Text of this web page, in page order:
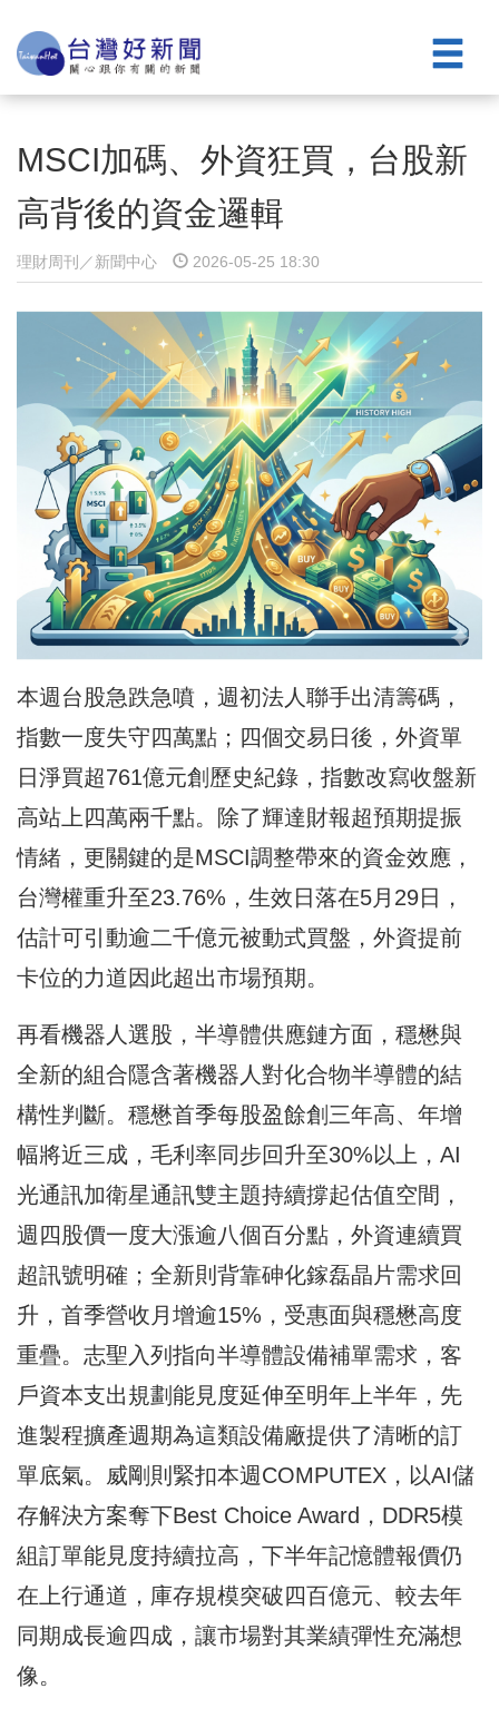
MSCI加碼、外資狂買，台股新
高背後的資金邏輯
理財周刊／新聞中心 2026-05-25 18:30
本週台股急跌急噴，週初法人聯手出清籌碼，
指數一度失守四萬點；四個交易日後，外資單
日淨買超761億元創歷史紀錄，指數改寫收盤新
高站上四萬兩千點。除了輝達財報超預期提振
情緒，更關鍵的是MSCI調整帶來的資金效應，
台灣權重升至23.76%，生效日落在5月29日，
估計可引動逾二千億元被動式買盤，外資提前
卡位的力道因此超出市場預期。
再看機器人選股，半導體供應鏈方面，穩懋與
全新的組合隱含著機器人對化合物半導體的結
構性判斷。穩懋首季每股盈餘創三年高、年增
幅將近三成，毛利率同步回升至30%以上，AI
光通訊加衛星通訊雙主題持續撐起估值空間，
週四股價一度大漲逾八個百分點，外資連續買
超訊號明確；全新則背靠砷化鎵磊晶片需求回
升，首季營收月增逾15%，受惠面與穩懋高度
重疊。志聖入列指向半導體設備補單需求，客
戶資本支出規劃能見度延伸至明年上半年，先
進製程擴產週期為這類設備廠提供了清晰的訂
單底氣。威剛則緊扣本週COMPUTEX，以AI儲
存解決方案奪下Best Choice Award，DDR5模
組訂單能見度持續拉高，下半年記憶體報價仍
在上行通道，庫存規模突破四百億元、較去年
同期成長逾四成，讓市場對其業績彈性充滿想
像。